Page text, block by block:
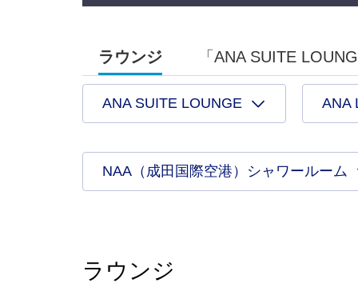
ラウンジ 「ANA SUITE
ANA SUITE LOUNGE ANA
NAA（成田国際空港）シャワールーム
ラウンジ